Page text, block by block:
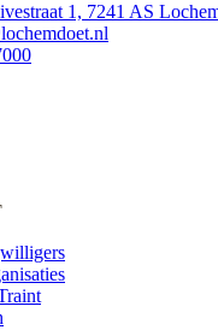
1, 7241 AS